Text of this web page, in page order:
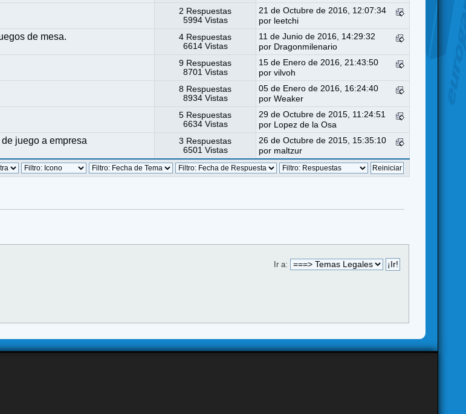
2 Respuestas
5994 Vistas
21 de Octubre de 2016, 12:07:34
por leetchi
de mesa.
4 Respuestas
6614 Vistas
11 de Junio de 2016, 14:29:32
por Dragonmilenario
9 Respuestas
8701 Vistas
15 de Enero de 2016, 21:43:50
porvilvoh
8 Respuestas
8934 Vistas
05 de Enero de 2016, 16:24:40
porWeaker
5 Respuestas
6634 Vistas
29 de Octubre de 2015, 11:24:51
por
Lopez de la Osa
juego a empresa
3 Respuestas
6501 Vistas
26 de Octubre de 2015, 15:35:10
por maltzur
Ir a: